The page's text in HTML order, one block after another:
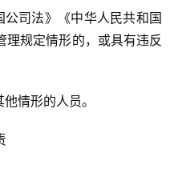
司法》《中华人民共和国
理规定情形的，或具有违反
情形的人员。